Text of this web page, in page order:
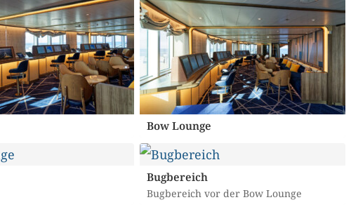
Bow Lounge
Bugbereich
Bugbereich vor der Bow Lounge